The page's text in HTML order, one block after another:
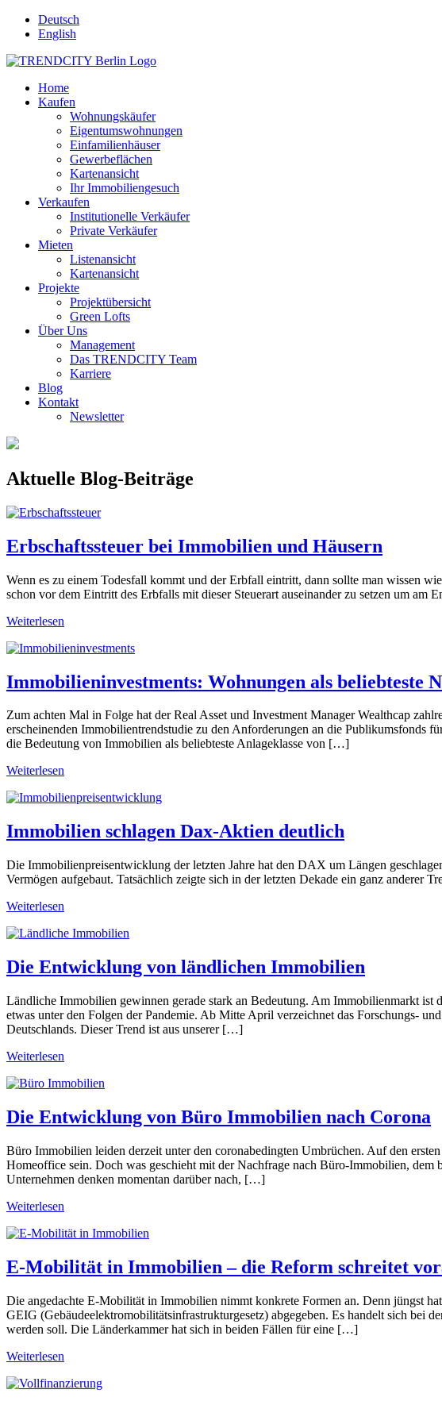
Deutsch
English
Home
Kaufen
Wohnungskäufer
Eigentumswohnungen
Einfamilienhäuser
Gewerbeflächen
Kartenansicht
Ihr Immobiliengesuch
Verkaufen
Institutionelle Verkäufer
Private Verkäufer
Mieten
Listenansicht
Kartenansicht
Projekte
Projektübersicht
Green Lofts
Über Uns
Management
Das TRENDCITY Team
Karriere
Blog
Kontakt
Newsletter
Aktuelle Blog-Beiträge
Erbschaftssteuer bei Immobilien und Häusern
Wenn es zu einem Todesfall kommt und der Erbfall eintritt, dann sollte man wissen
schon vor dem Eintritt des Erbfalls mit dieser Steuerart auseinander zu setzen um
Weiterlesen
Immobilieninvestments: Wohnungen als beliebteste
Zum achten Mal in Folge hat der Real Asset und Investment Manager Wealthcap
erscheinenden Immobilientrendstudie zu den Anforderungen an die Publikumsfonds
die Bedeutung von Immobilien als beliebteste Anlageklasse von […]
Weiterlesen
Immobilien schlagen Dax-Aktien deutlich
Die Immobilienpreisentwicklung der letzten Jahre hat den DAX um Längen
Vermögen aufgebaut. Tatsächlich zeigte sich in der letzten Dekade ein ganz
Weiterlesen
Die Entwicklung von ländlichen Immobilien
Ländliche Immobilien gewinnen gerade stark an Bedeutung. Am Immobilienmarkt
etwas unter den Folgen der Pandemie. Ab Mitte April verzeichnet das Forschungs-
Deutschlands. Dieser Trend ist aus unserer […]
Weiterlesen
Die Entwicklung von Büro Immobilien nach Corona
Büro Immobilien leiden derzeit unter den coronabedingten Umbrüchen. Auf den
Homeoffice sein. Doch was geschieht mit der Nachfrage nach Büro-Immobilien,
Unternehmen denken momentan darüber nach, […]
Weiterlesen
E-Mobilität in Immobilien – die Reform schreitet
Die angedachte E-Mobilität in Immobilien nimmt konkrete Formen an. Denn jüngst
GEIG (Gebäudeelektromobilitätsinfrastrukturgesetz) abgegeben. Es handelt sich bei
werden soll. Die Länderkammer hat sich in beiden Fällen für eine […]
Weiterlesen